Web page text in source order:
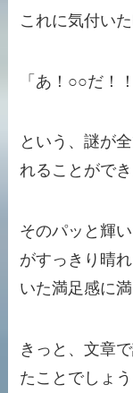
これに気付い
「あ！○○だ！
という、謎が
れることができ
そのパッと輝
がすっきり晴
いた満足感に
きっと、文章
たことでしょう